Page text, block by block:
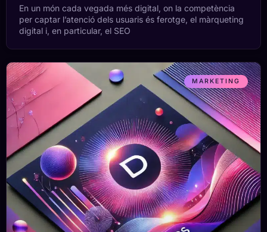
En un món cada vegada més digital, on la competència
per captar l’atenció dels usuaris és ferotge, el màrqueting
digital i, en particular, el SEO
MARKETING